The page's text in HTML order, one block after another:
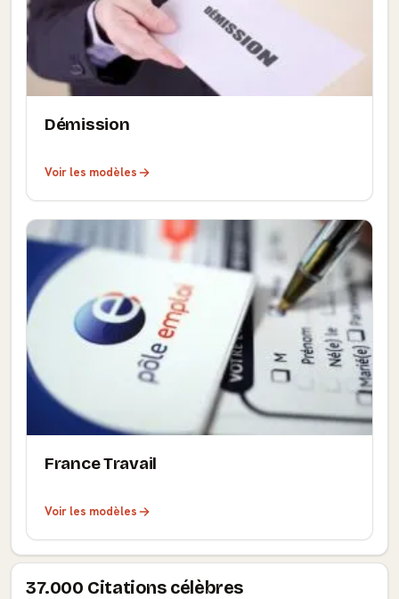
Démission
Voir les modèles
France Travail
Voir les modèles
37.000 Citations célèbres